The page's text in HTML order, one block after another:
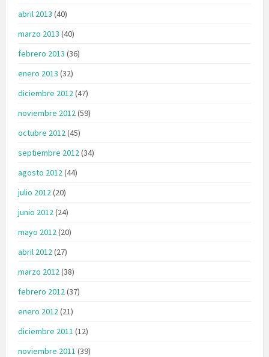
abril 2013 (40)
marzo 2013 (40)
febrero 2013 (36)
enero 2013 (32)
diciembre 2012(47)
noviembre 2012(59)
octubre 2012(45)
septiembre 2012(34)
agosto 2012(44)
julio 2012(20)
junio 2012(24)
mayo 2012(20)
abril 2012(27)
marzo 2012(38)
febrero 2012(37)
enero 2012(21)
diciembre 2011 (12)
noviembre 2011 (39)